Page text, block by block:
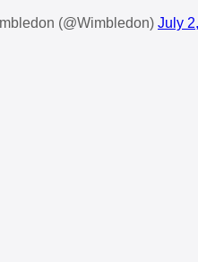
(@Wimbledon) July